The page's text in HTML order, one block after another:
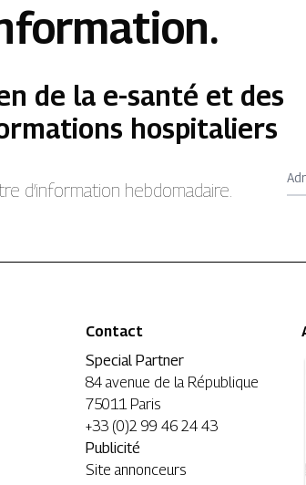
de la e-santé et des
hospitaliers
d’information hebdomadaire.
Contact
Special Partner
84 avenue de la République
75011 Paris
+33 (0)2 99 46 24 43
Publicité
Site annonceurs